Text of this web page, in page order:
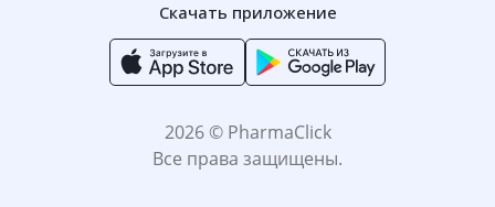
Скачать приложение
2026 © PharmaClick
Все права защищены.